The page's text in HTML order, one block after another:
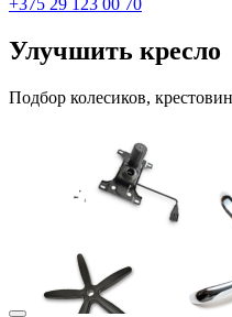
Улучшить кресло
Подбор колесиков,